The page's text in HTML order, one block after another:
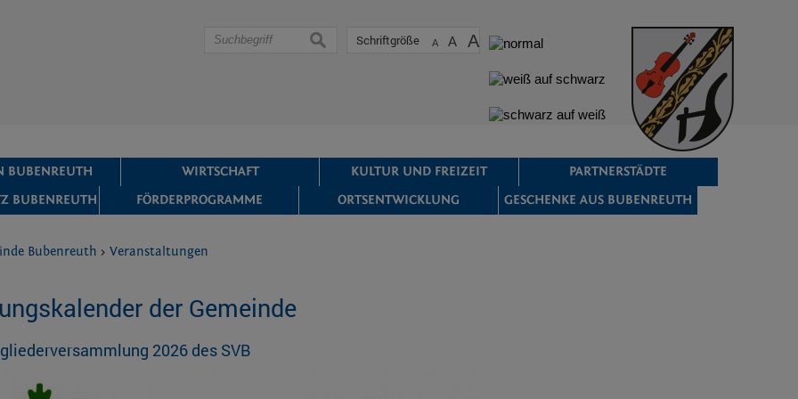
Schriftgröße A A A
suchen
BUBENREUTH WIRTSCHAFT KULTUR UND FREIZEIT
PARTNERSTÄDTE
BUBENREUTH FÖRDERPROGRAMME ORTSENTWICKLUNG GESCHENKE AUS BUBENREUTH
Bubenreuth >Veranstaltungen
der Gemeinde
2026 des SVB